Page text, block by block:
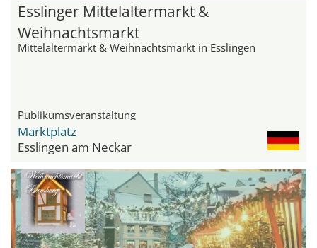
Esslinger Mittelaltermarkt &
Weihnachtsmarkt
Mittelaltermarkt & Weihnachtsmarkt in Esslingen
Publikumsveranstaltung
Marktplatz
Esslingen am Neckar